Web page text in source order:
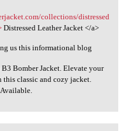
collections/distressed
Distressed Leather Jacket </a>
us this informational blog
Bomber Jacket. Elevate your
classic and cozy jacket.